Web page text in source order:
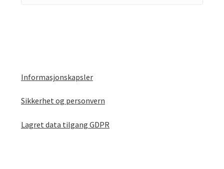
Informasjonskapsler
Sikkerhet og personvern
Lagret data tilgang GDPR